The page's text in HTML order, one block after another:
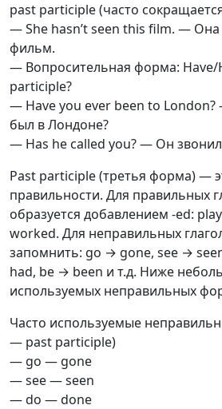
past participle (часто
— She hasn’t seen this film. — Она
фильм.
— Вопросительная форма: Have/
participle?
— Have you ever been to London?
был в Лондоне?
— Has he called you? — Он звонил
Past participle (третья форма) —
правильности. Для правильных
образуется добавлением -ed:
worked. Для неправильных
запомнить: go → gone, see →
had, be → been и т.д. Ниже
используемых неправильных
Часто используемые
— past participle)
— go — gone
— see — seen
— do — done